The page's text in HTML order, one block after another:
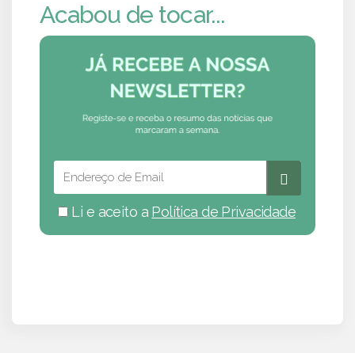
Acabou de tocar...
Li e aceito a Política de Privacidade